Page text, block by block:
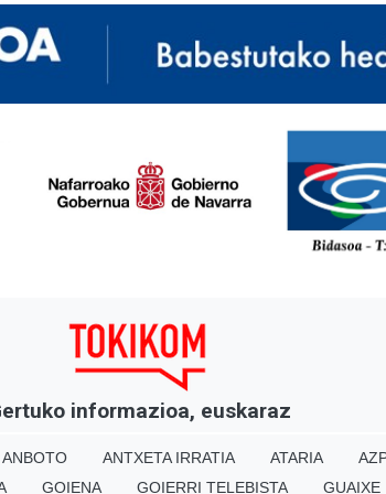
informazioa, euskaraz
ANBOTO ANTXETA IRRATIA ATARIA
GOIENA GOIERRI TELEBISTA GUAIXE